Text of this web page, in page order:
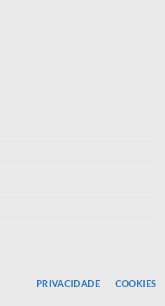
PRIVACIDADE COOKIES